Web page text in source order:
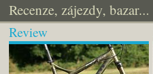
Recenze, zájezdy, bazar...
Review